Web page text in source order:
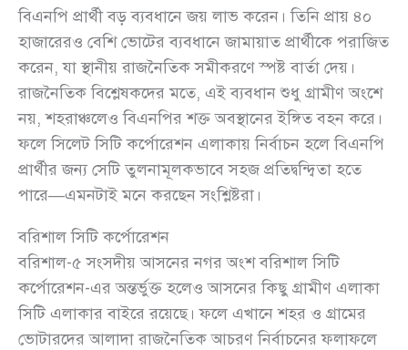
বিএনপি প্রার্থী বড় ব্যবধানে জয় লাভ করেন। তিনি প্রায় ৪০
হাজারেরও বেশি ভোটের ব্যবধানে জামায়াত প্রার্থীকে পরাজিত
করেন, যা স্থানীয় রাজনৈতিক সমীকরণে স্পষ্ট বার্তা দেয়।
রাজনৈতিক বিশ্লেষকদের মতে, এই ব্যবধান শুধু গ্রামীণ অংশে
নয়, শহরাঞ্চলেও বিএনপির শক্ত অবস্থানের ইঙ্গিত বহন করে।
ফলে সিলেট সিটি কর্পোরেশন এলাকায় নির্বাচন হলে বিএনপি
প্রার্থীর জন্য সেটি তুলনামূলকভাবে সহজ প্রতিদ্বন্দ্বিতা হতে
পারে—এমনটাই মনে করছেন সংশ্লিষ্টরা।
বরিশাল সিটি কর্পোরেশন
বরিশাল-৫ সংসদীয় আসনের নগর অংশ বরিশাল সিটি
কর্পোরেশন-এর অন্তর্ভুক্ত হলেও আসনের কিছু গ্রামীণ এলাকা
সিটি এলাকার বাইরে রয়েছে। ফলে এখানে শহর ও গ্রামের
ভোটারদের আলাদা রাজনৈতিক আচরণ নির্বাচনের ফলাফলে